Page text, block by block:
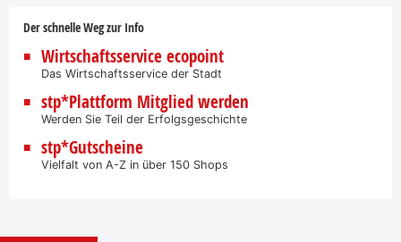
Der schnelle Weg zur Info
Wirtschaftsservice ecopoint
Das Wirtschaftsservice der Stadt
stp*Plattform Mitglied werden
Werden Sie Teil der Erfolgsgeschichte
stp*Gutscheine
Vielfalt von A-Z in über 150 Shops